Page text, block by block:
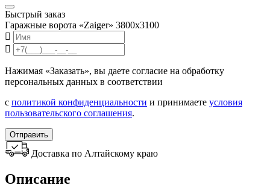
Быстрый заказ
Гаражные ворота «Zaiger» 3800x3100
Нажимая «Заказать», вы даете согласие на обработку
персональных данных в соответствии
с политикой конфиденциальности и принимаете условия
пользовательского соглашения.
Отправить
Доставка по Алтайскому краю
Описание